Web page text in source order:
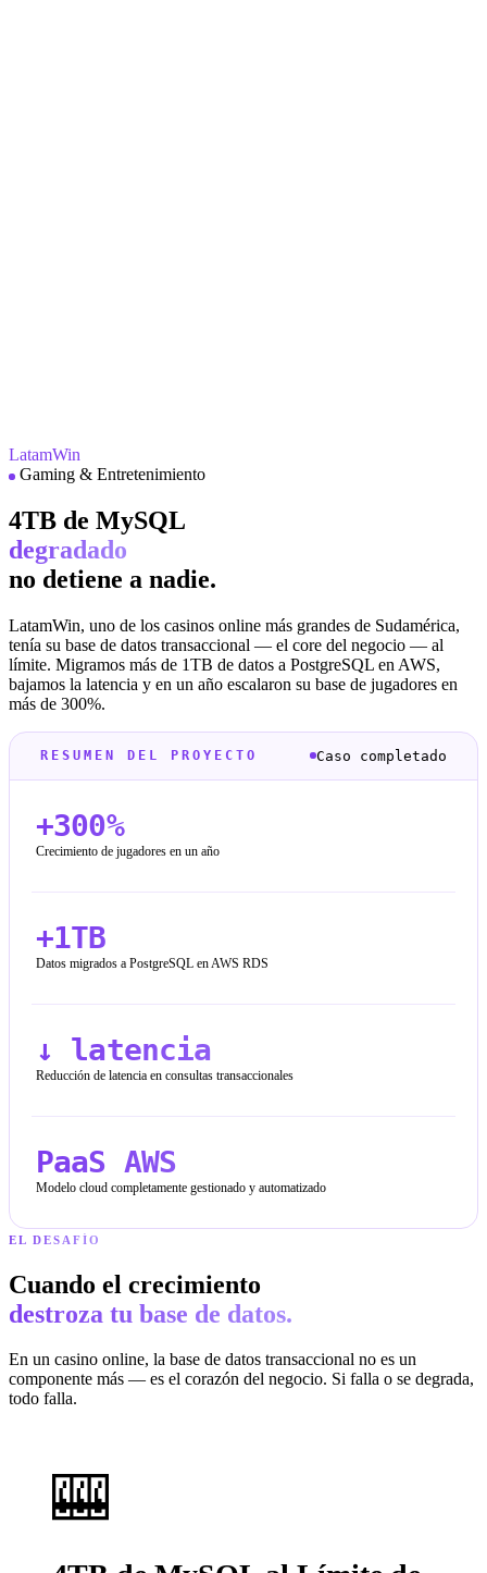
LatamWin
Gaming & Entretenimiento
4TB de MySQL
degradado
no detiene a nadie.
LatamWin, uno de los casinos online más grandes de Sudamérica,
tenía su base de datos transaccional — el core del negocio — al
límite. Migramos más de 1TB de datos a PostgreSQL en AWS,
bajamos la latencia y en un año escalaron su base de jugadores en
más de 300%.
RESUMEN DEL PROYECTO Caso completado
+300%
Crecimiento de jugadores en un año
+1TB
Datos migrados a PostgreSQL en AWS RDS
↓ latencia
Reducción de latencia en consultas transaccionales
PaaS AWS
Modelo cloud completamente gestionado y automatizado
EL DESAFÍO
Cuando el crecimiento
destroza tu base de datos.
En un casino online, la base de datos transaccional no es un
componente más — es el corazón del negocio. Si falla o se degrada,
todo falla.
🎰